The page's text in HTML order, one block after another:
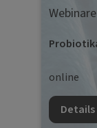
online
Details